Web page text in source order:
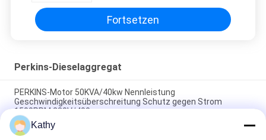
Fortsetzen
Perkins-Dieselaggregat
PERKINS-Motor 50KVA/40kw Nennleistung
Geschwindigkeitsüberschreitung Schutz gegen Strom
1500PRM 230V/400
Perkins-Generator 13KVA/10KW Nennleistung Leroy Somer
Kathy